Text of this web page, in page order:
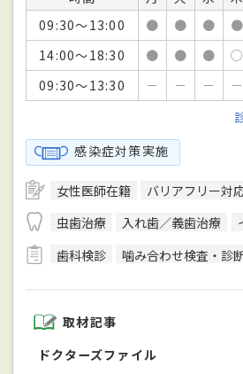
09:30～13:00
● ● ● ●
14:00～18:30
● ● ● ○
09:30～13:30
－ － － －
感染症対策実施
女性医師在籍 バリアフリー対
虫歯治療
入れ歯／義歯治療
歯科検診
噛み合わせ検査・診
取材記事
ドクターズファイル